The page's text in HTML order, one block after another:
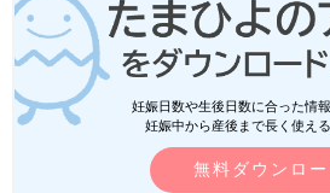
妊娠日数や生後日数に合った情
妊娠中から産後まで長く使え
無料ダウンロー